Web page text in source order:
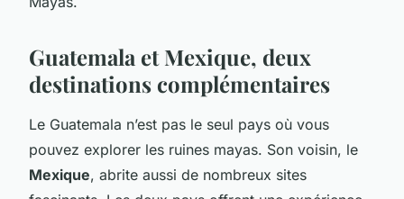
Guatemala et Mexique, deux
destinations complémentaires
Le Guatemala n’est pas le seul pays où vous
pouvez explorer les ruines mayas. Son voisin, le
Mexique, abrite aussi de nombreux sites